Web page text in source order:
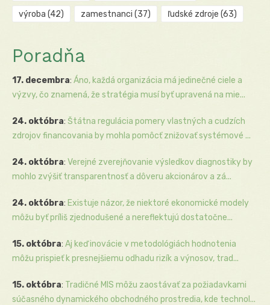
výroba (42) zamestnanci (37) ľudské zdroje (63)
Poradňa
17. decembra: Áno, každá organizácia má jedinečné ciele a
výzvy, čo znamená, že stratégia musí byť upravená na mie...
24. októbra: Štátna regulácia pomery vlastných a cudzích
zdrojov financovania by mohla pomôcť znižovať systémové ...
24. októbra: Verejné zverejňovanie výsledkov diagnostiky by
mohlo zvýšiť transparentnosť a dôveru akcionárov a zá...
24. októbra: Existuje názor, že niektoré ekonomické modely
môžu byť príliš zjednodušené a nereflektujú dostatočne...
15. októbra: Aj keď inovácie v metodológiách hodnotenia
môžu prispieť k presnejšiemu odhadu rizík a výnosov, trad...
15. októbra: Tradičné MIS môžu zaostávať za požiadavkami
súčasného dynamického obchodného prostredia, kde technol...